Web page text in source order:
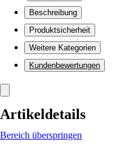
Beschreibung
Produktsicherheit
Weitere Kategorien
Kundenbewertungen
Artikeldetails
Bereich überspringen